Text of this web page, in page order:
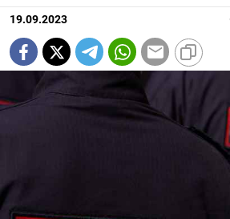
19.09.2023